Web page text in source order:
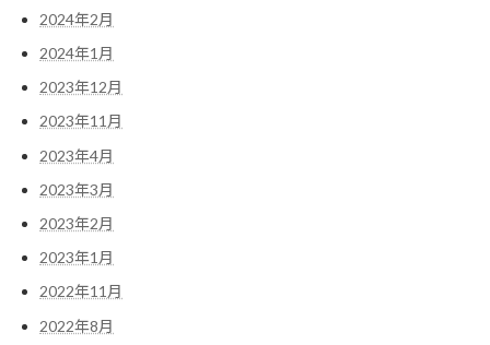
2024年2月
2024年1月
2023年12月
2023年11月
2023年4月
2023年3月
2023年2月
2023年1月
2022年11月
2022年8月